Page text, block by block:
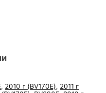
, 2010 г (BV170E), 2011 г